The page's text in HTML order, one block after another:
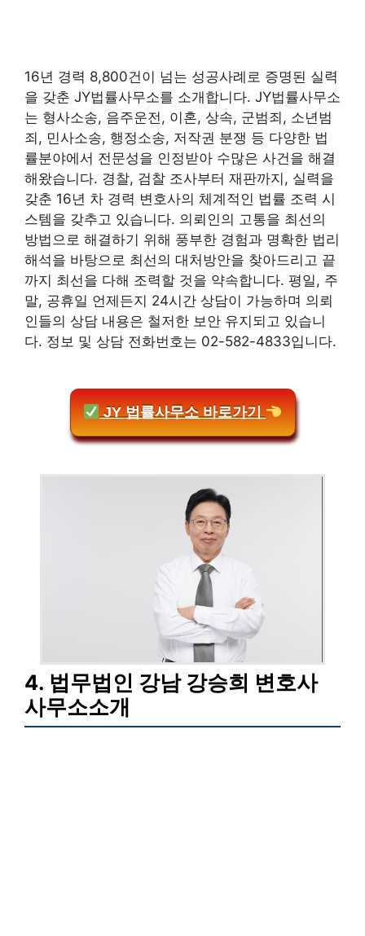
16년 경력 8,800건이 넘는 성공사례로 증명된 실력
을 갖춘 JY법률사무소를 소개합니다. JY법률사무소
는 형사소송, 음주운전, 이혼, 상속, 군범죄, 소년범
죄, 민사소송, 행정소송, 저작권 분쟁 등 다양한 법
률분야에서 전문성을 인정받아 수많은 사건을 해결
해왔습니다. 경찰, 검찰 조사부터 재판까지, 실력을
갖춘 16년 차 경력 변호사의 체계적인 법률 조력 시
스템을 갖추고 있습니다. 의뢰인의 고통을 최선의
방법으로 해결하기 위해 풍부한 경험과 명확한 법리
해석을 바탕으로 최선의 대처방안을 찾아드리고 끝
까지 최선을 다해 조력할 것을 약속합니다. 평일, 주
말, 공휴일 언제든지 24시간 상담이 가능하며 의뢰
인들의 상담 내용은 철저한 보안 유지되고 있습니
다. 정보 및 상담 전화번호는 02-582-4833입니다.
JY 법률사무소 바로가기
4. 법무법인 강남 강승희 변호사
사무소소개